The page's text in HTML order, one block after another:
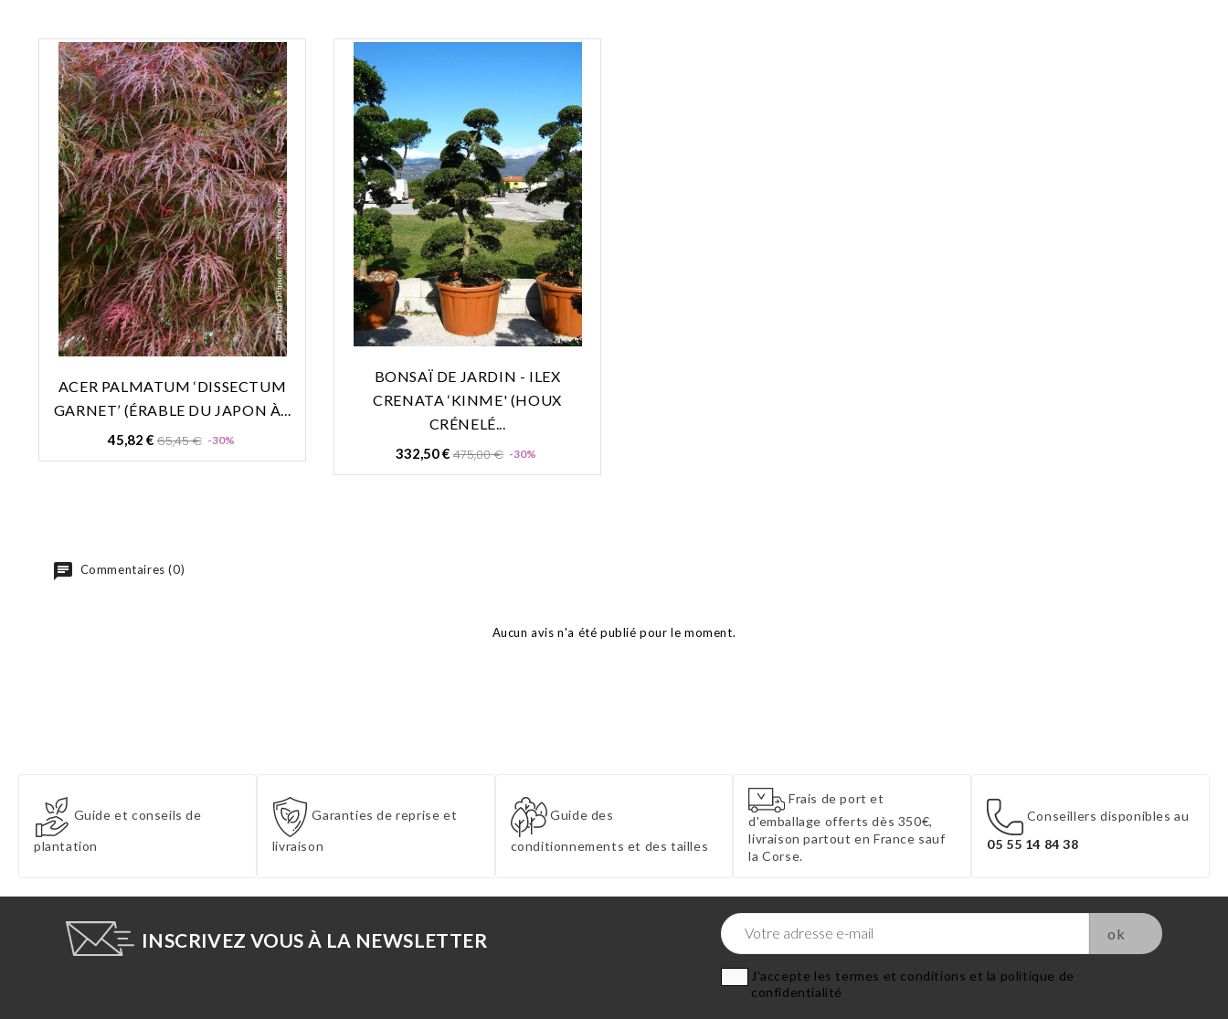
ACER PALMATUM ‘DISSECTUM
GARNET’ (ÉRABLE DU JAPON À...
45,82 €Prix
65,45 € -30%
BONSAÏ DE JARDIN - ILEX
CRENATA ‘KINME' (HOUX
CRÉNELÉ...
332,50 € Prix
475,00 € -30%
Commentaires (0)
Aucun avis n'a été publié pour le moment.
Guide et conseils de
plantation
Garanties de reprise et
livraison
Guide des
conditionnements et des tailles
Frais de port et
d'emballage offerts dès 350€,
livraison partout en France sauf
la Corse.
Conseillers disponibles au
05 55 14 84 38
INSCRIVEZ VOUS À LA NEWSLETTER
J'accepte les termes et conditions et la politique de
confidentialité